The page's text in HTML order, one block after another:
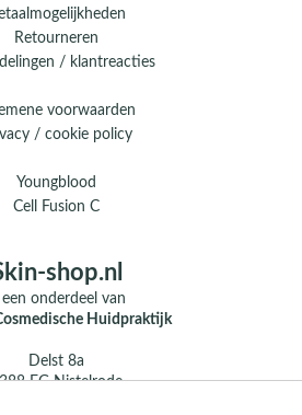
Retourneren
/ klantreacties
voorwaarden
/ cookie policy
Youngblood
Cell Fusion C
shop.nl
een onderdeel van
Huidpraktijk
Delst 8a
EG Nistelrode